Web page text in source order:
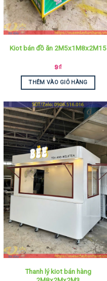
Kiot bán đồ ăn 2M5x1M8x2M15
9₫
THÊM VÀO GIỎ HÀNG
Thanh lý kiot bán hàng